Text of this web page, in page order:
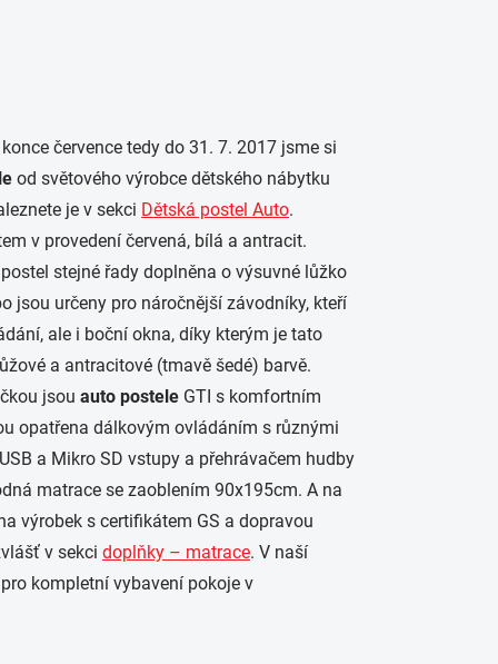
července tedy do 31. 7. 2017 jsme si
od světového výrobce dětského nábytku
je v sekci Dětská postel Auto.
v provedení červená, bílá a antracit.
stejné řady doplněna o výsuvné lůžko
jsou určeny pro náročnější závodníky, kteří
ale i boční okna, díky kterým je tato
a antracitové (tmavě šedé) barvě.
jsou auto postele GTI s komfortním
opatřena dálkovým ovládáním s různými
a Mikro SD vstupy a přehrávačem hudby
matrace se zaoblením 90x195cm. A na
výrobek s certifikátem GS a dopravou
v sekci doplňky – matrace. V naší
kompletní vybavení pokoje v